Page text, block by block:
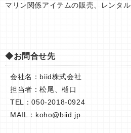
マリン関係アイテムの販売、レンタル
◆お問合せ先
会社名：biid株式会社
担当者：松尾、樋口
TEL：050-2018-0924
MAIL： koho@biid.jp